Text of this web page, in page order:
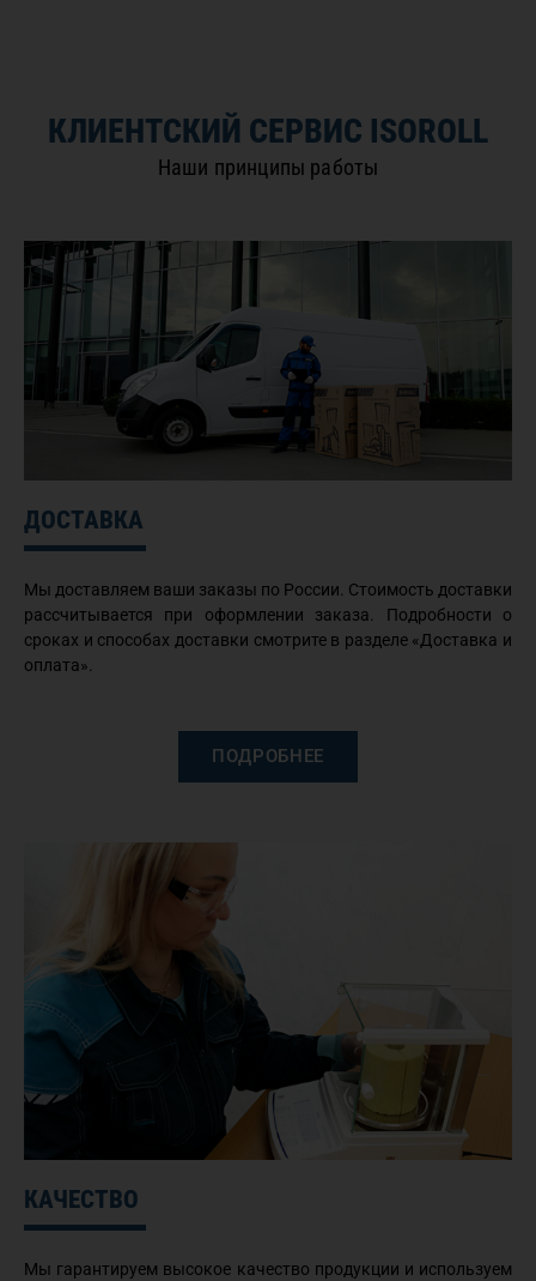
КЛИЕНТСКИЙ СЕРВИС ISOROLL
Наши принципы работы
ДОСТАВКА
Мы доставляем ваши заказы по России. Стоимость доставки
рассчитывается при оформлении заказа. Подробности о
сроках и способах доставки смотрите в разделе «Доставка и
оплата».
ПОДРОБНЕЕ
КАЧЕСТВО
Мы гарантируем высокое качество продукции и используем